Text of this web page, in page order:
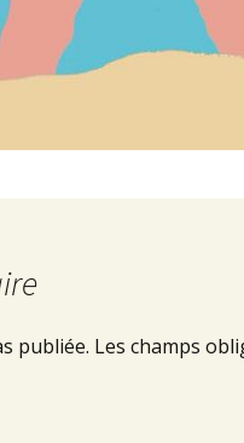
publiée. Les champs